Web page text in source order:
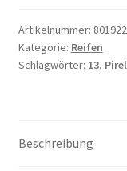
-
13
61P
Artikelnummer:
Kategorie: Reifen
Schlagwörter: 13,
Beschreibung